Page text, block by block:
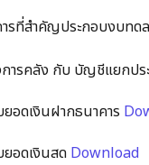
ารที่สำคัญประกอบงบท
การคลัง กับ บัญชีแยกป
อดเงินฝากธนาคาร
ยอดเงินสด Download